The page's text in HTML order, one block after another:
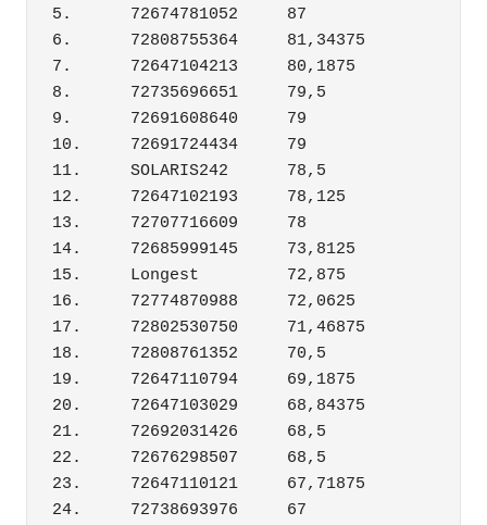
5.	72674781052	87
6.	72808755364	81,34375
7.	72647104213	80,1875
8.	72735696651	79,5
9.	72691608640	79
10.	72691724434	79
11.	SOLARIS242	78,5
12.	72647102193	78,125
13.	72707716609	78
14.	72685999145	73,8125
15.	Longest	        72,875
16.	72774870988	72,0625
17.	72802530750	71,46875
18.	72808761352	70,5
19.	72647110794	69,1875
20.	72647103029	68,84375
21.	72692031426	68,5
22.	72676298507	68,5
23.	72647110121	67,71875
24.	72738693976	67